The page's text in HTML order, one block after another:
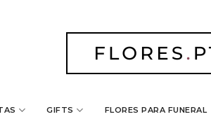
GIFTS FLORES PARA FUNERAL